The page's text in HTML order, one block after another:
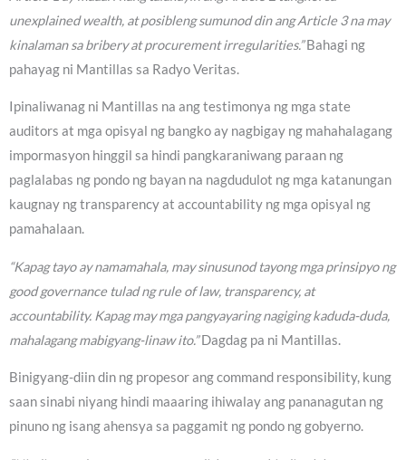
unexplained wealth, at posibleng sumunod din ang Article 3 na may
kinalaman sa bribery at procurement irregularities.”Bahagi ng
pahayag ni Mantillas sa Radyo Veritas.
Ipinaliwanag ni Mantillas na ang testimonya ng mga state
auditors at mga opisyal ng bangko ay nagbigay ng mahahalagang
impormasyon hinggil sa hindi pangkaraniwang paraan ng
paglalabas ng pondo ng bayan na nagdudulot ng mga katanungan
kaugnay ng transparency at accountability ng mga opisyal ng
pamahalaan.
“Kapag tayo ay namamahala, may sinusunod tayong mga prinsipyo ng
good governance tulad ng rule of law, transparency, at
accountability. Kapag may mga pangyayaring nagiging kaduda-duda,
mahalagang mabigyang-linaw ito.”Dagdag pa ni Mantillas.
Binigyang-diin din ng propesor ang command responsibility, kung
saan sinabi niyang hindi maaaring ihiwalay ang pananagutan ng
pinuno ng isang ahensya sa paggamit ng pondo ng gobyerno.